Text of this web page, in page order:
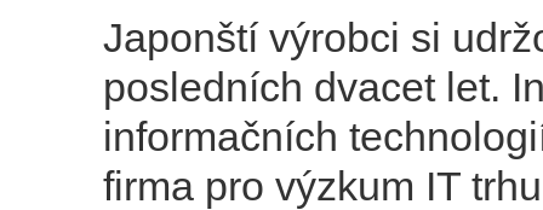
Japonští výrobci si
posledních dvacet let.
informačních
firma pro výzkum IT